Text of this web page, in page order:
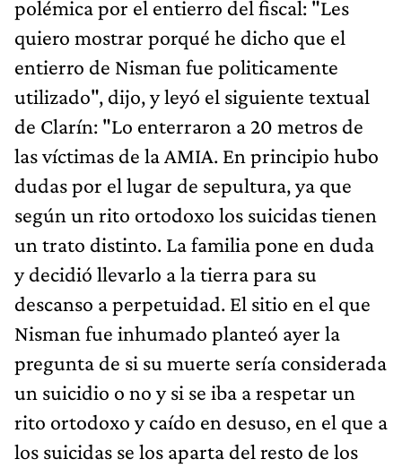
polémica por el entierro del fiscal: "Les
quiero mostrar porqué he dicho que el
entierro de Nisman fue politicamente
utilizado", dijo, y leyó el siguiente textual
de Clarín: "Lo enterraron a 20 metros de
las víctimas de la AMIA. En principio hubo
dudas por el lugar de sepultura, ya que
según un rito ortodoxo los suicidas tienen
un trato distinto. La familia pone en duda
y decidió llevarlo a la tierra para su
descanso a perpetuidad. El sitio en el que
Nisman fue inhumado planteó ayer la
pregunta de si su muerte sería considerada
un suicidio o no y si se iba a respetar un
rito ortodoxo y caído en desuso, en el que a
los suicidas se los aparta del resto de los